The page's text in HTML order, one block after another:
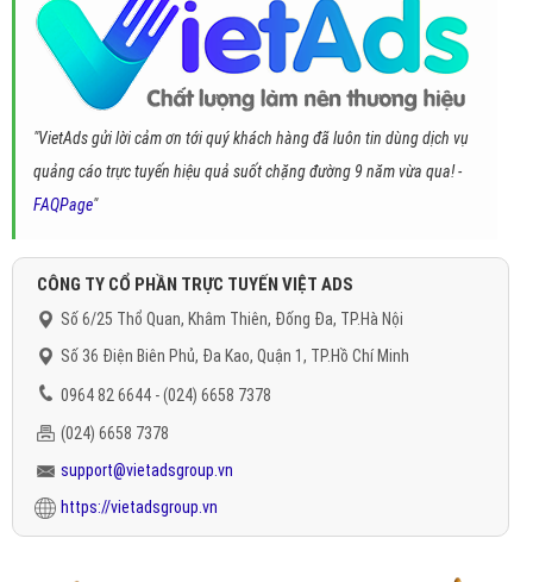
"VietAds gửi lời cảm ơn tới quý khách hàng đã luôn tin dùng dịch vụ
quảng cáo trực tuyến hiệu quả suốt chặng đường 9 năm vừa qua! -
FAQPage"
CÔNG TY CỔ PHẦN TRỰC TUYẾN VIỆT ADS
Số 6/25 Thổ Quan, Khâm Thiên, Đống Đa, TP.Hà Nội
Số 36 Điện Biên Phủ, Đa Kao, Quận 1, TP.Hồ Chí Minh
0964 82 6644 - (024) 6658 7378
(024) 6658 7378
support@vietadsgroup.vn
https://vietadsgroup.vn